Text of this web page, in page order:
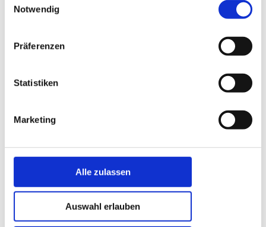
Notwendig
Präferenzen
Statistiken
Marketing
Alle zulassen
Auswahl erlauben
Ferienhäuser in der Nähe *
Entfernung: 0.29 km
Entfernung: 0.31 km
anzeige